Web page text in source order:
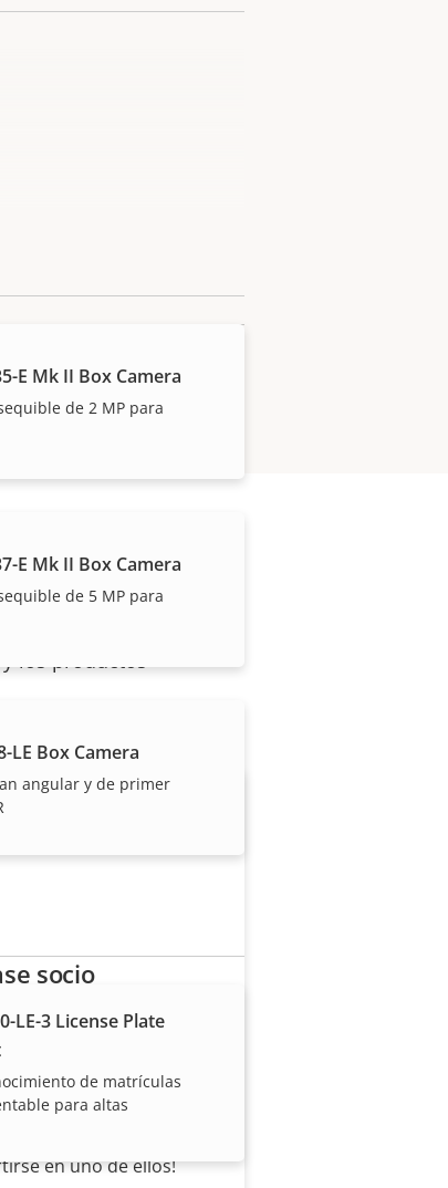
E Mk II Box Camera
de 2 MP para
E Mk II Box Camera
de 5 MP para
LE Box Camera
angular y de primer
LE-3 License Plate
de matrículas
para altas
los productos
socio
un revendedor,
integrador de
o instalador? Tenemos
casi todos los países
¡Descubra cómo
en uno de ellos!